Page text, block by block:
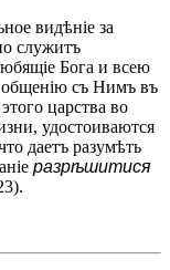
видѣніе за
служитъ
Бога и всею
съ Нимъ въ
царства во
удостоиваются
даетъ разумѣть
разрѣшитися